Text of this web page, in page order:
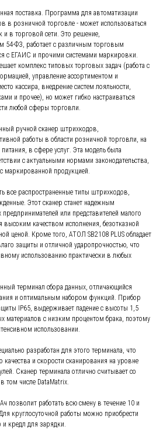
поставка. Программа для автоматизации
в розничной торговле - может использоваться
и в торговой сети. Это решение,
54-ФЗ, работает с различным торговым
с ЕГАИС и прочими системами маркировки.
комплекс типовых торговых задач (работа с
управление ассортиментом и
кассира, внедрение систем лояльности,
и прочее), но может гибко настраиваться
любой сферы торговли.
ручной сканер штрихкодов,
работы в области розничной торговли, на
в сфере услуг. Эта модель была
с актуальными нормами законодательства,
маркированной продукцией.
все распространенные типы штрихкодов,
Этот сканер станет надежным
или представителей малого
высоким качеством исполнения, безотказной
ценой. Кроме того, АТОЛ SB2108 PLUS обладает
защиты и отличной ударопрочностью, что
использованию практически в любых
терминал сбора данных, отличающийся
и оптимальным набором функций. Прибор
IP65, выдерживает падение с высоты 1,5
материалов с низким процентом брака, поэтому
использовании.
разработан для этого терминала, что
качества и скорости сканирования на уровне
Сканер терминала отлично считывает со
том числе DataMatrix.
позволит работать всю смену в течение 10 и
круглосуточной работы можно приобрести
и кредл для зарядки.